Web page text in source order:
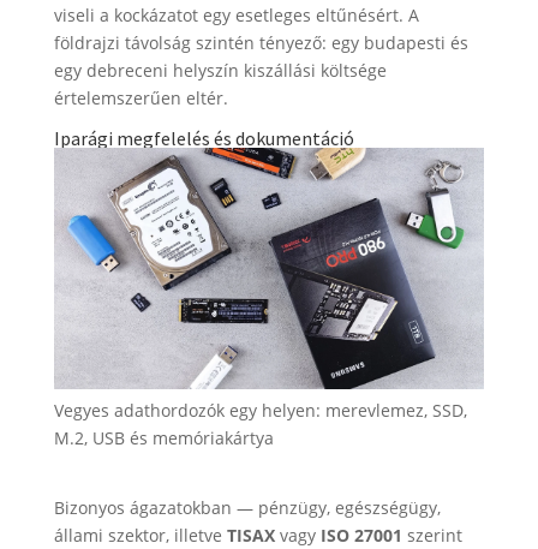
viseli a kockázatot egy esetleges eltűnésért. A
földrajzi távolság szintén tényező: egy budapesti és
egy debreceni helyszín kiszállási költsége
értelemszerűen eltér.
Iparági megfelelés és dokumentáció
Vegyes adathordozók egy helyen: merevlemez, SSD,
M.2, USB és memóriakártya
Bizonyos ágazatokban — pénzügy, egészségügy,
állami szektor, illetve TISAXvagy ISO 27001 szerint